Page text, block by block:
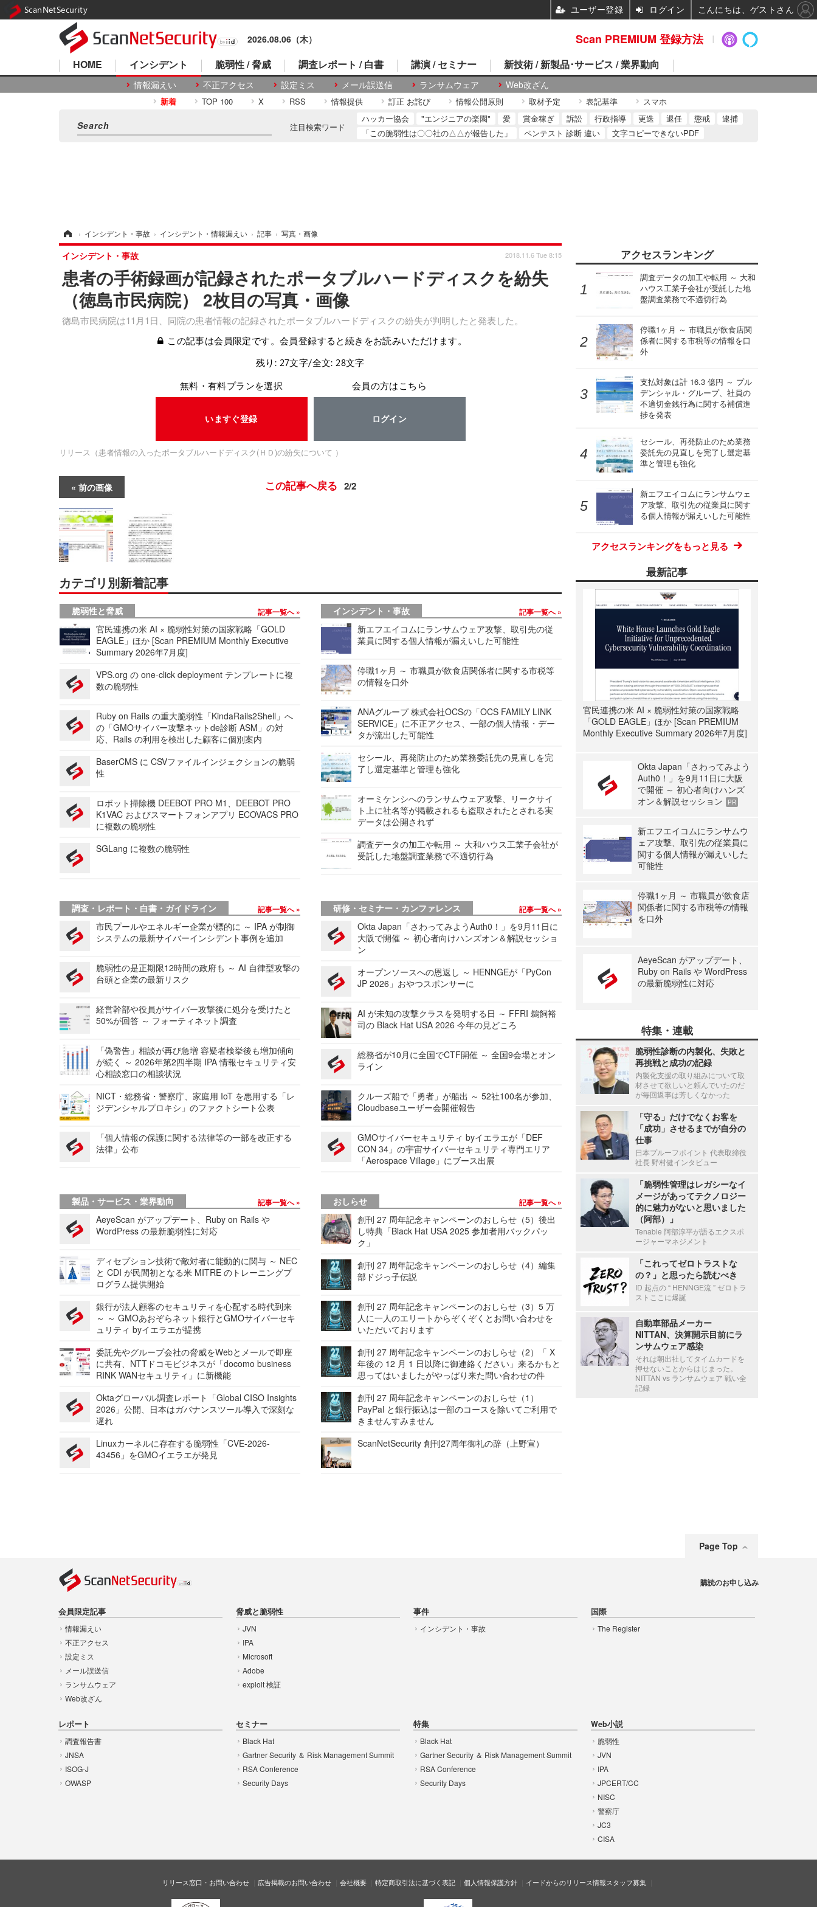
2026.08.06（木）
HOME インシデント
情報漏えい 不正アクセス 設定ミス メール誤送信 ランサムウェア Web改ざん
脆弱性 / 脅威 調査レポート / 白書 講演 / セミナー 新技術 / 新製品･サービス / 業界動向
新着 TOP 100 X RSS 情報提供 訂正 お詫び 情報公開原則 取材予定 表記基準 スマホ
注目検索ワード
ハッカー協会 "エンジニアの楽園" 愛 賞金稼ぎ 訴訟 行政指導 更迭 退任 懲戒
逮捕
「この脆弱性は〇〇社の△△が報告した」
ペンテスト 診断 違い 文字コピーできないPDF
› インシデント・事故 › インシデント・情報漏えい › 記事 › 写真・画像
患者の手術録画が記録されたポータブルハードディスクを紛失
（徳島市民病院） 2枚目の写真・画像
徳島市民病院は11月1日、同院の患者情報の記録されたポータブルハードディスクの紛失が判明したと発表した。
インシデント・事故 2018.11.6 Tue 8:15
この記事は会員限定です。会員登録すると続きをお読みいただけます。
残り: 27文字/全文: 28文字
無料・有料プランを選択
いますぐ登録
会員の方はこちら
ログイン
リリース（患者情報の入ったポータブルハードディスク(ＨＤ)の紛失について ）
前の画像 この記事へ戻る 2/2
カテゴリ別新着記事
脆弱性と脅威 記事一覧へ
官民連携の米 AI × 脆弱性対策の国家戦略「GOLD
EAGLE」ほか [Scan PREMIUM Monthly Executive
Summary 2026年7月度]
VPS.org の one-click deployment テンプレートに複
数の脆弱性
Ruby on Rails の重大脆弱性「KindaRails2Shell」へ
の「GMOサイバー攻撃ネットde診断 ASM」の対
応、Rails の利用を検出した顧客に個別案内
BaserCMS に CSVファイルインジェクションの脆弱
性
ロボット掃除機 DEEBOT PRO M1、DEEBOT PRO
K1VAC およびスマートフォンアプリ ECOVACS PRO
に複数の脆弱性
SGLang に複数の脆弱性
インシデント・事故 記事一覧へ
新エフエイコムにランサムウェア攻撃、取引先の従
業員に関する個人情報が漏えいした可能性
停職1ヶ月 ～ 市職員が飲食店関係者に関する市税等
の情報を口外
ANAグループ 株式会社OCSの「OCS FAMILY LINK
SERVICE」に不正アクセス、一部の個人情報・デー
タが流出した可能性
セシール、再発防止のため業務委託先の見直しを完
了し選定基準と管理も強化
オーミケンシへのランサムウェア攻撃、リークサイ
ト上に社名等が掲載されるも盗取されたとされる実
データは公開されず
調査データの加工や転用 ～ 大和ハウス工業子会社が
受託した地盤調査業務で不適切行為
調査・レポート・白書・ガイドライン 記事一覧へ
市民プールやエネルギー企業が標的に ～ IPA が制御
システムの最新サイバーインシデント事例を追加
脆弱性の是正期限12時間の政府も ～ AI 自律型攻撃の
台頭と企業の最新リスク
経営幹部や役員がサイバー攻撃後に処分を受けたと
50%が回答 ～ フォーティネット調査
「偽警告」相談が再び急増 容疑者検挙後も増加傾向
が続く ～ 2026年第2四半期 IPA 情報セキュリティ安
心相談窓口の相談状況
NICT・総務省・警察庁、家庭用 IoT を悪用する「レ
ジデンシャルプロキシ」のファクトシート公表
「個人情報の保護に関する法律等の一部を改正する
法律」公布
研修・セミナー・カンファレンス 記事一覧へ
Okta Japan「さわってみようAuth0！」を9月11日に
大阪で開催 ～ 初心者向けハンズオン＆解説セッショ
ン
オープンソースへの恩返し ～ HENNGEが「PyCon
JP 2026」おやつスポンサーに
AI が未知の攻撃クラスを発明する日 ～ FFRI 鵜飼裕
司の Black Hat USA 2026 今年の見どころ
総務省が10月に全国でCTF開催 ～ 全国9会場とオン
ライン
クルーズ船で「勇者」が船出 ～ 52社100名が参加、
Cloudbaseユーザー会開催報告
GMOサイバーセキュリティ byイエラエが「DEF
CON 34」の宇宙サイバーセキュリティ専門エリア
「Aerospace Village」にブース出展
製品・サービス・業界動向 記事一覧へ
AeyeScan がアップデート、Ruby on Rails や
WordPress の最新脆弱性に対応
ディセプション技術で敵対者に能動的に関与 ～ NEC
と CDI が民間初となる米 MITRE のトレーニングプ
ログラム提供開始
銀行が法人顧客のセキュリティを心配する時代到来
～ ～ GMOあおぞらネット銀行とGMOサイバーセキ
ュリティ byイエラエが提携
委託先やグループ会社の脅威をWebとメールで即座
に共有、NTTドコモビジネスが「docomo business
RINK WANセキュリティ」に新機能
Oktaグローバル調査レポート「Global CISO Insights
2026」公開、日本はガバナンスツール導入で深刻な
遅れ
Linuxカーネルに存在する脆弱性「CVE-2026-
43456」をGMOイエラエが発見
おしらせ 記事一覧へ
創刊 27 周年記念キャンペーンのおしらせ（5）後出
し特典「Black Hat USA 2025 参加者用バックパッ
ク」
創刊 27 周年記念キャンペーンのおしらせ（4）編集
部ドジっ子伝説
創刊 27 周年記念キャンペーンのおしらせ（3）5 万
人に一人のエリートからぞくぞくとお問い合わせを
いただいております
創刊 27 周年記念キャンペーンのおしらせ（2）「 X
年後の 12 月 1 日以降に御連絡ください」来るかもと
思ってはいましたがやっぱり来た問い合わせの件
創刊 27 周年記念キャンペーンのおしらせ（1）
PayPal と銀行振込は一部のコースを除いてご利用で
きませんすみません
ScanNetSecurity 創刊27周年御礼の辞（上野宣）
アクセスランキング
調査データの加工や転用 ～ 大和
ハウス工業子会社が受託した地
盤調査業務で不適切行為
停職1ヶ月 ～ 市職員が飲食店関
係者に関する市税等の情報を口
外
支払対象は計 16.3 億円 ～ プル
デンシャル・グループ、社員の
不適切金銭行為に関する補償進
捗を発表
セシール、再発防止のため業務
委託先の見直しを完了し選定基
準と管理も強化
新エフエイコムにランサムウェ
ア攻撃、取引先の従業員に関す
る個人情報が漏えいした可能性
アクセスランキングをもっと見る
最新記事
官民連携の米 AI × 脆弱性対策の国家戦略
「GOLD EAGLE」ほか [Scan PREMIUM
Monthly Executive Summary 2026年7月度]
Okta Japan「さわってみよう
Auth0！」を9月11日に大阪
で開催 ～ 初心者向けハンズ
オン＆解説セッション
PR
新エフエイコムにランサムウ
ェア攻撃、取引先の従業員に
関する個人情報が漏えいした
可能性
停職1ヶ月 ～ 市職員が飲食店
関係者に関する市税等の情報
を口外
AeyeScan がアップデート、
Ruby on Rails や WordPress
の最新脆弱性に対応
特集・連載
脆弱性診断の内製化、失敗と
再挑戦と成功の記録
内製化支援の取り組みについて取
材させて欲しいと頼んでいたのだ
が毎回返事は芳しくなかった
「守る」だけでなくお客を
「成功」させるまでが自分の
仕事
日本プルーフポイント 代表取締役
社長 野村健インタビュー
「脆弱性管理はレガシーなイ
メージがあってテクノロジー
的に魅力がないと思いました
（阿部）」
Tenable 阿部淳平が語るエクスポ
ージャーマネジメント
「これってゼロトラストな
の？」と思ったら読むべき
ID 起点の “ HENNGE流 ” ゼロトラ
ストここに爆誕
自動車部品メーカー
NITTAN、決算開示目前にラ
ンサムウェア感染
それは朝出社してタイムカードを
押せないことからはじまった。
NITTAN vs ランサムウェア 戦い全
記録
Page Top
会員限定記事
情報漏えい
不正アクセス
設定ミス
メール誤送信
ランサムウェア
Web改ざん
脅威と脆弱性
JVN
IPA
Microsoft
Adobe
exploit 検証
事件
インシデント・事故
国際
The Register
レポート
調査報告書
JNSA
ISOG-J
OWASP
セミナー
Black Hat
Gartner Security ＆ Risk Management Summit
RSA Conference
Security Days
特集
Black Hat
Gartner Security ＆ Risk Management Summit
RSA Conference
Security Days
Web小説
脆弱性
JVN
IPA
JPCERT/CC
NISC
警察庁
JC3
CISA
購読のお申し込み
リリース窓口・お問い合わせ 広告掲載のお問い合わせ 会社概要 特定商取引法に基づく表記 個人情報保護方針 イードからのリリース情報スタッフ募集
Scan PREMIUM 登録方法
ScanNetSecurity ユーザー登録 ログイン こんにちは、ゲストさん